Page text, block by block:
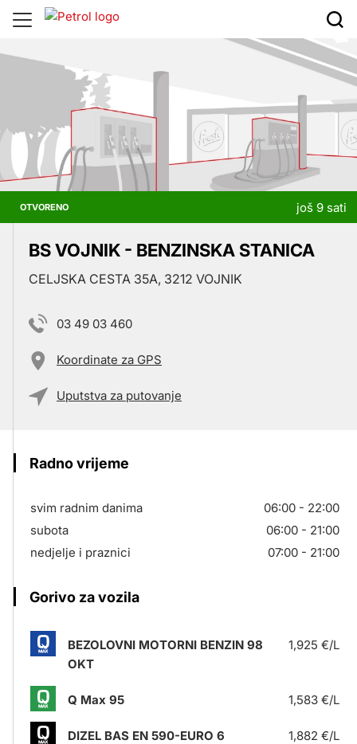
Prodajna
mjesta
OTVORENO još 9 sati
BS VOJNIK - BENZINSKA STANICA
CELJSKA CESTA 35A, 3212 VOJNIK
03 49 03 460
Koordinate za GPS
Uputstva za putovanje
Radno vrijeme
svim radnim danima
06:00 - 22:00
subota
06:00 - 21:00
nedjelje i praznici
07:00 - 21:00
Gorivo za vozila
BEZOLOVNI MOTORNI BENZIN 98
OKT
1,925 €/L
Q Max 95 1,583 €/L
DIZEL BAS EN 590-EURO 6 1,882 €/L